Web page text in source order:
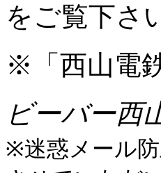
をご覧下さ
※「西山電
ビーバー西
※迷惑メール